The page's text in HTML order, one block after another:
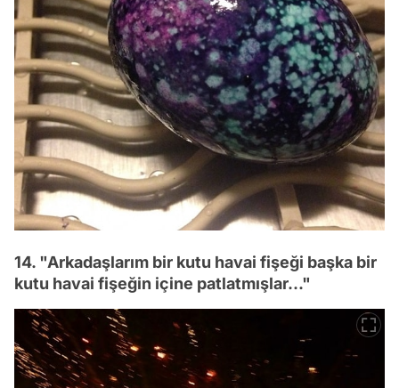
14. "Arkadaşlarım bir kutu havai fişeği başka bir
kutu havai fişeğin içine patlatmışlar..."